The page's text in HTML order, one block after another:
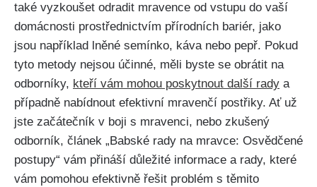
také vyzkoušet odradit ⁤mravence od vstupu do vaší
domácnosti prostřednictvím přírodních bariér, jako
jsou například lněné semínko, ⁢káva nebo pepř. Pokud
tyto metody nejsou⁤ účinné, měli byste se obrátit na
odborníky, kteří vám mohou poskytnout další rady a
případně nabídnout efektivní mravenčí ⁣postřiky. Ať už
jste začátečník⁣ v boji‍ s​ mravenci, ⁢nebo zkušený
odborník, článek „Babské rady na mravce: Osvědčené
postupy“ vám⁤ přináší důležité informace ⁤a ⁣rady, ⁤které
vám pomohou efektivně řešit problém s těmito